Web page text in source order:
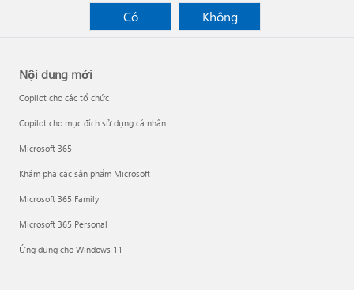
Có
Không
Nội dung mới
Copilot cho các tổ chức
Copilot cho mục đích sử dụng cá nhân
Microsoft 365
Khám phá các sản phẩm Microsoft
Microsoft 365 Family
Microsoft 365 Personal
Ứng dụng cho Windows 11